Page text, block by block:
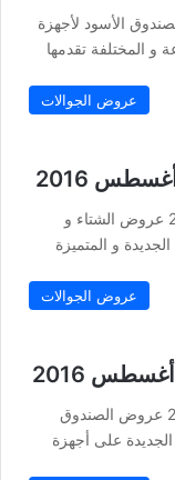
الأسود لأجهزة
و المختلفة تقدمها
عروض الجوالات
2016
عروض الشتاء و الصيف للجوالات أغسطس 2016 عروض الشتاء و
أحدث العروض الجديدة و المتميزة
عروض الجوالات
2016
عروض الصندوق الأسود للجوالات أغسطس 2016 عروض الصندوق
أحدث العروض الجديدة على أجهزة